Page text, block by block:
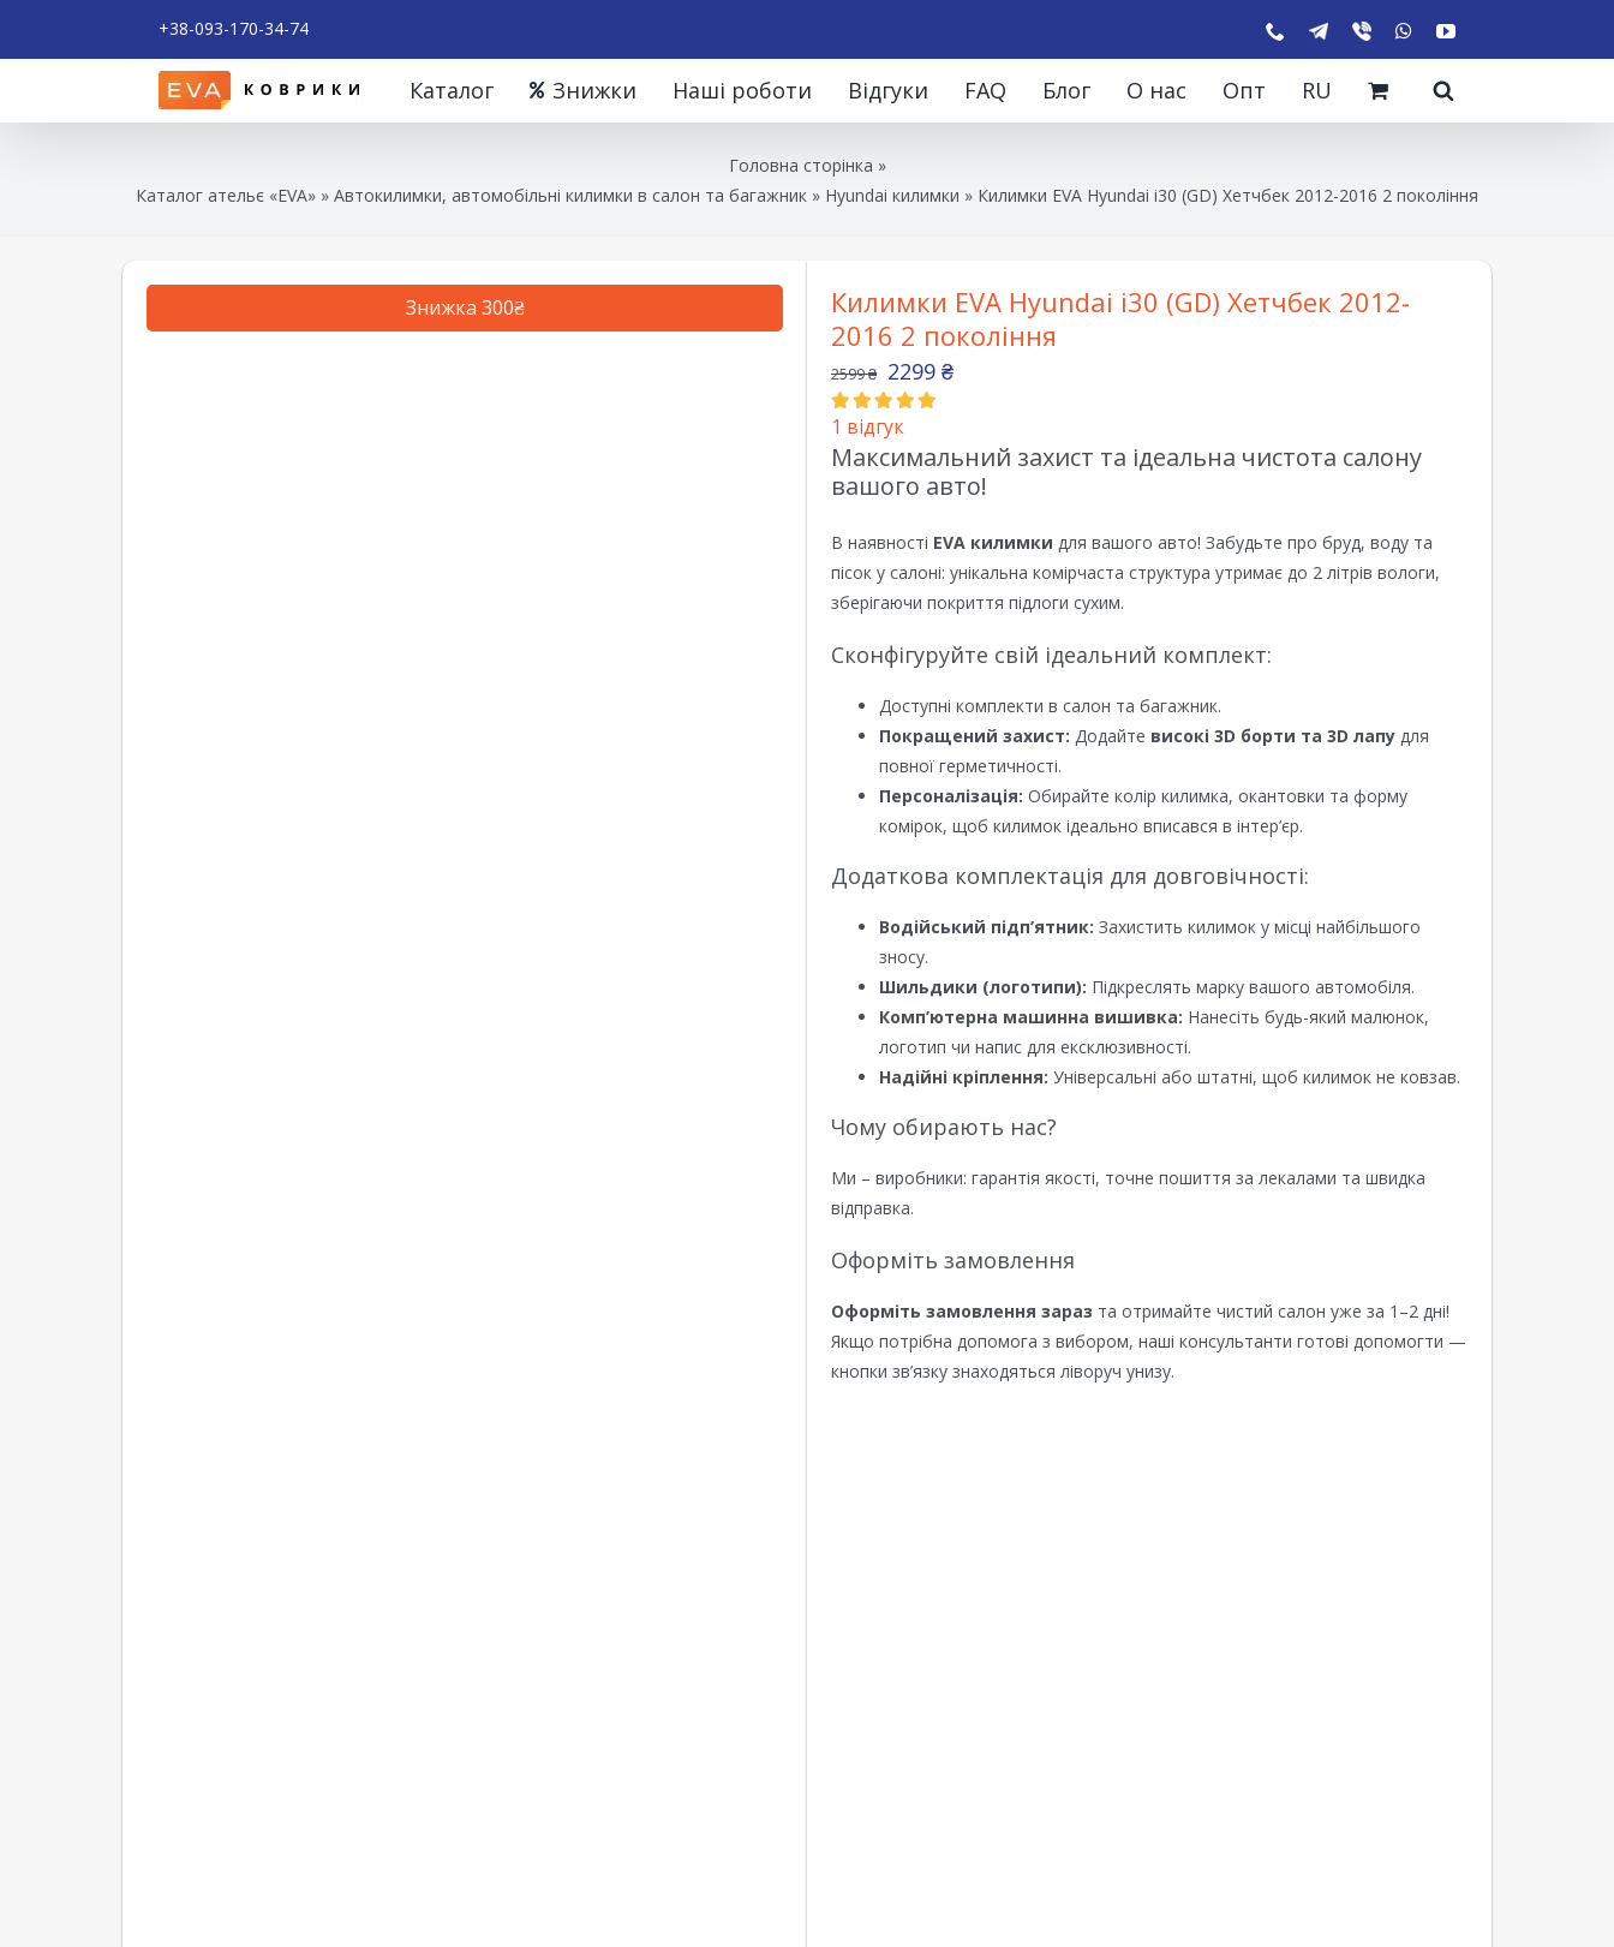
+38-093-170-34-74
Каталог Знижки Наші роботи Відгуки FAQ Блог О нас Опт RU
Головна сторінка »
Каталог ательє «EVA» » Автокилимки, автомобільні килимки в салон та багажник » Hyundai килимки » Килимки EVA Hyundai i30 (GD) Хетчбек 2012-2016 2 покоління
Знижка 300₴
Килимки EVA Hyundai i30 (GD) Хетчбек 2012-
2016 2 покоління
2599₴ 2299 ₴
1 відгук
Максимальний захист та ідеальна чистота салону
вашого авто!
В наявності EVA килимки для вашого авто! Забудьте про бруд, воду та
пісок у салоні: унікальна комірчаста структура утримає до 2 літрів вологи,
зберігаючи покриття підлоги сухим.
Сконфігуруйте свій ідеальний комплект:
Доступні комплекти в салон та багажник.
Покращений захист: Додайте високі 3D борти та 3D лапу для
повної герметичності.
Персоналізація: Обирайте колір килимка, окантовки та форму
комірок, щоб килимок ідеально вписався в інтер’єр.
Додаткова комплектація для довговічності:
Водійський підп’ятник: Захистить килимок у місці найбільшого
зносу.
Шильдики (логотипи): Підкреслять марку вашого автомобіля.
Комп’ютерна машинна вишивка: Нанесіть будь-який малюнок,
логотип чи напис для ексклюзивності.
Надійні кріплення: Універсальні або штатні, щоб килимок не ковзав.
Чому обирають нас?
Ми – виробники: гарантія якості, точне пошиття за лекалами та швидка
відправка.
Оформіть замовлення
Оформіть замовлення зараз та отримайте чистий салон уже за 1–2 дні!
Якщо потрібна допомога з вибором, наші консультанти готові допомогти —
кнопки зв’язку знаходяться ліворуч унизу.